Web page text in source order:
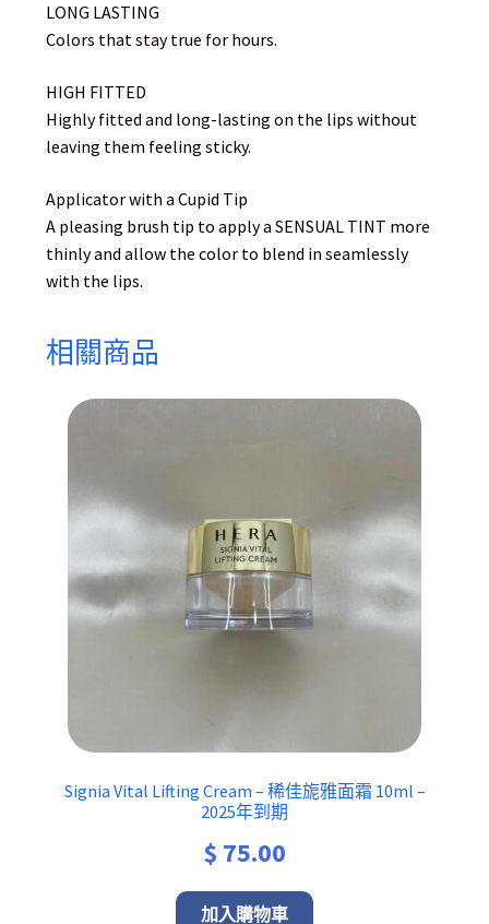
LONG LASTING
Colors that stay true for hours.
HIGH FITTED
Highly fitted and long-lasting on the lips without
leaving them feeling sticky.
Applicator with a Cupid Tip
A pleasing brush tip to apply a SENSUAL TINT more
thinly and allow the color to blend in seamlessly
with the lips.
相關商品
Signia Vital Lifting Cream – 稀佳旎雅面霜 10ml –
2025年到期
$ 75.00
加入購物車